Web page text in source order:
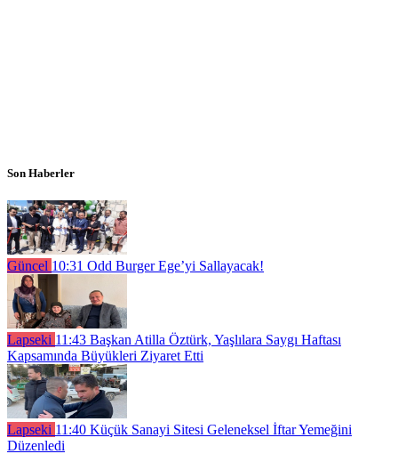
Son Haberler
Güncel 10:31 Odd Burger Ege’yi Sallayacak!
Lapseki 11:43 Başkan Atilla Öztürk, Yaşlılara Saygı Haftası
Kapsamında Büyükleri Ziyaret Etti
Lapseki 11:40 Küçük Sanayi Sitesi Geleneksel İftar Yemeğini
Düzenledi